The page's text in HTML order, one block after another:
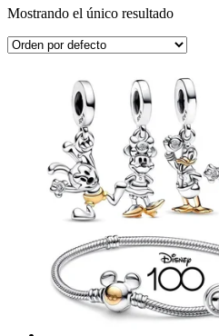
Mostrando el único resultado